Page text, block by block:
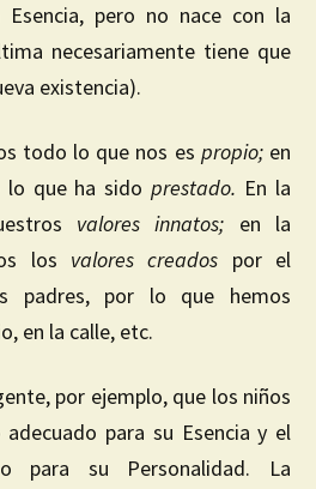
pero no nace con la
necesariamente tiene que
existencia).
todo lo que nos es propio; en
lo que ha sidoprestado. En la
valores innatos; en la
los valores creados por el
padres, por lo que hemos
en la calle, etc.
por ejemplo, que los niños
para su Esencia y el
para su Personalidad. La